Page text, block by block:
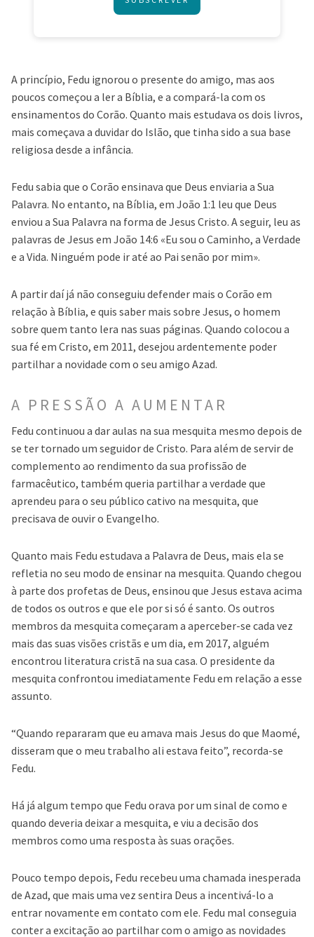
A princípio, Fedu ignorou o presente do amigo, mas aos
poucos começou a ler a Bíblia, e a compará-la com os
ensinamentos do Corão. Quanto mais estudava os dois livros,
mais começava a duvidar do Islão, que tinha sido a sua base
religiosa desde a infância.
Fedu sabia que o Corão ensinava que Deus enviaria a Sua
Palavra. No entanto, na Bíblia, em João 1:1 leu que Deus
enviou a Sua Palavra na forma de Jesus Cristo. A seguir, leu as
palavras de Jesus em João 14:6 «Eu sou o Caminho, a Verdade
e a Vida. Ninguém pode ir até ao Pai senão por mim».
A partir daí já não conseguiu defender mais o Corão em
relação à Bíblia, e quis saber mais sobre Jesus, o homem
sobre quem tanto lera nas suas páginas. Quando colocou a
sua fé em Cristo, em 2011, desejou ardentemente poder
partilhar a novidade com o seu amigo Azad.
A PRESSÃO A AUMENTAR
Fedu continuou a dar aulas na sua mesquita mesmo depois de
se ter tornado um seguidor de Cristo. Para além de servir de
complemento ao rendimento da sua profissão de
farmacêutico, também queria partilhar a verdade que
aprendeu para o seu público cativo na mesquita, que
precisava de ouvir o Evangelho.
Quanto mais Fedu estudava a Palavra de Deus, mais ela se
refletia no seu modo de ensinar na mesquita. Quando chegou
à parte dos profetas de Deus, ensinou que Jesus estava acima
de todos os outros e que ele por si só é santo. Os outros
membros da mesquita começaram a aperceber-se cada vez
mais das suas visões cristãs e um dia, em 2017, alguém
encontrou literatura cristã na sua casa. O presidente da
mesquita confrontou imediatamente Fedu em relação a esse
assunto.
“Quando repararam que eu amava mais Jesus do que Maomé,
disseram que o meu trabalho ali estava feito”, recorda-se
Fedu.
Há já algum tempo que Fedu orava por um sinal de como e
quando deveria deixar a mesquita, e viu a decisão dos
membros como uma resposta às suas orações.
Pouco tempo depois, Fedu recebeu uma chamada inesperada
de Azad, que mais uma vez sentira Deus a incentivá-lo a
entrar novamente em contato com ele. Fedu mal conseguia
conter a excitação ao partilhar com o amigo as novidades